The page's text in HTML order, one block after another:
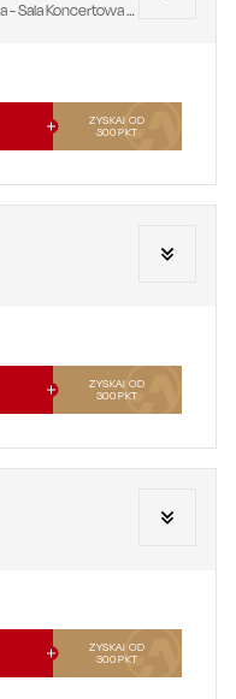
Opera i Filharmonia Podlaska - Sala Koncertowa ZSM
ZYSKAJ OD
300PKT
ZYSKAJ OD
300PKT
ZYSKAJ OD
300PKT